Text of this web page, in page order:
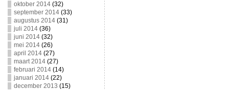
oktober 2014(32)
september 2014(33)
augustus 2014(31)
juli 2014(36)
juni 2014(32)
mei 2014(26)
april 2014(27)
maart 2014(27)
februari 2014(14)
januari 2014(22)
december 2013 (15)